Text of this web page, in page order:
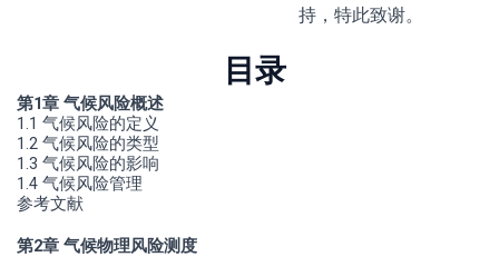
持，特此致谢。
目录
第1章 气候风险概述
1.1 气候风险的定义
1.2 气候风险的类型
1.3 气候风险的影响
1.4 气候风险管理
参考文献
第2章 气候物理风险测度